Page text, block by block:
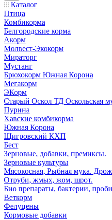
Каталог
Птица
Комбикорма
Белгородские корма
Акорм
Молвест-Экокорм
Мираторг
Мустанг
Брюхокорм Южная Корона
Мегакорм
ЭКорм
Старый Оскол ТД Оскольская
Пурина
Хавские комбикорма
Южная Корона
Щигровский КХП
Бест
Зерновые, добавки, премиксы.
Зерновые культуры
Мясокосная, Рыбная мука.
Отруби, жмых, жом, шрот.
Био препараты, бактерии,
Веткорм
Фелуцены
Кормовые добавки